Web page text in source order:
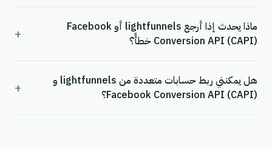
ماذا يحدث إذا أرجع lightfunnels أو Facebook
Conversion API (CAPI) خطأً؟
+
هل يمكنني ربط حسابات متعددة من lightfunnels و
Facebook Conversion API (CAPI)؟
+